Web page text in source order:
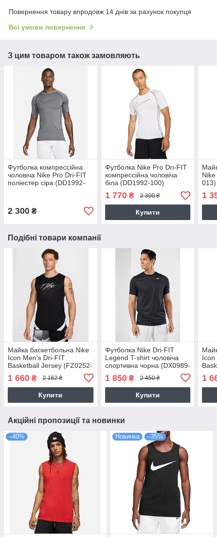
Повернення товару впродовж 14 днів за рахунок покупця
Всі умови повернення
З цим товаром також замовляють
Футболка компрессійна
чоловіча Nike Pro Dri-FIT
поліестер сіра (DD1992-
2 300 ₴
Футболка Nike Pro Dri-FIT
компрессійна чоловіча
біла (DD1992-100)
1 770₴ 2 300 ₴
Купити
013)
1
Подібні товари компанії
Майка баскетбольна Nike
Icon Men's Dri-FIT
Basketball Jersey (FZ0252-
1 660 ₴ 2 162 ₴
Купити
Футболка Nike Dri-FIT
Legend T-shirt чоловіча
спортивна чорна (DX0989-
1 850₴ 2 450 ₴
Купити
Icon
1
Акційні пропозиції та новинки
–40% Новинка –35%